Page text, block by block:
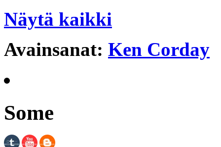
Näytä kaikki
Avainsanat: Ken Corday
Some